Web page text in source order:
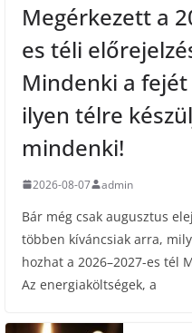
Megérkezett a
es téli
Mindenki a fejét
ilyen télre
mindenki!
2026-08-07 admin
Bár még csak augusztus
többen kíváncsiak arra,
hozhat a 2026–2027-es tél
Az energiaköltségek, a